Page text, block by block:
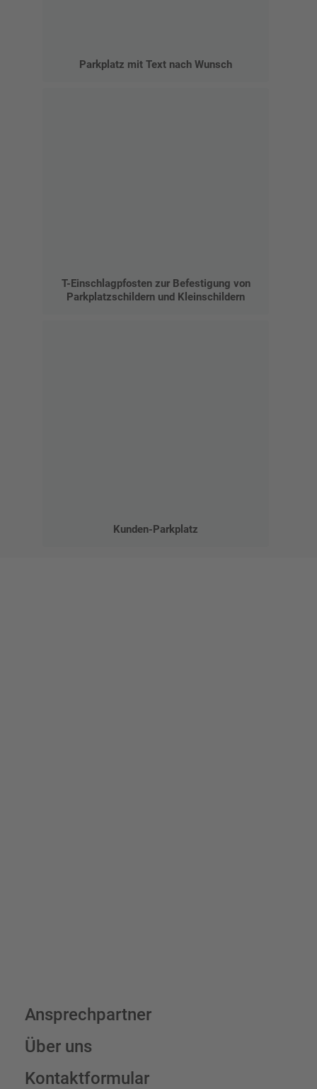
Parkplatz mit Text nach Wunsch
T-Einschlagpfosten zur Befestigung von
Parkplatzschildern und Kleinschildern
Kunden-Parkplatz
Ansprechpartner
Über uns
Kontaktformular